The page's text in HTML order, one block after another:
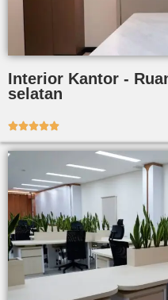
Interior Kantor -
selatan
